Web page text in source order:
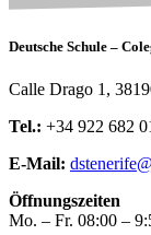
Deutsche Schule –
Calle Drago 1,
Tel.: +34 922 682
E-Mail:
Öffnungszeiten
Mo. – Fr. 08:00 –